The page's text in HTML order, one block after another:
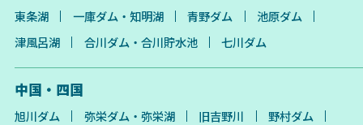
東条湖
一庫ダム・知明湖 青野ダム
池原ダム
津風呂湖
合川ダム・合川貯水池 七川ダム
中国・四国
旭川ダム 弥栄ダム・弥栄湖 旧吉野川
野村ダム